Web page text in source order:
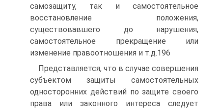
самозащиту, так и самостоятельное
восстановление положения,
существовавшего до нарушения,
самостоятельное прекращение или
изменение правоотношения и т.д.196
Представляется, что в случае совершения
субъектом защиты самостоятельных
односторонних действий по защите своего
права или законного интереса следует